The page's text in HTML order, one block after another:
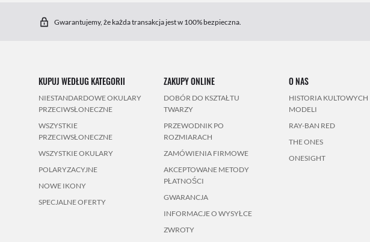
Gwarantujemy, że każda transakcja jest w 100% bezpieczna.
KUPUJ WEDŁUG KATEGORII
NIESTANDARDOWE OKULARY
PRZECIWSŁONECZNE
WSZYSTKIE
PRZECIWSŁONECZNE
WSZYSTKIE OKULARY
POLARYZACYJNE
NOWE IKONY
SPECJALNE OFERTY
ZAKUPY ONLINE
DOBÓR DO KSZTAŁTU
TWARZY
PRZEWODNIK PO
ROZMIARACH
ZAMÓWIENIA FIRMOWE
AKCEPTOWANE METODY
PŁATNOŚCI
GWARANCJA
INFORMACJE O WYSYŁCE
ZWROTY
O NAS
HISTORIA KULTOWYCH
MODELI
RAY-BAN RED
THE ONES
ONESIGHT